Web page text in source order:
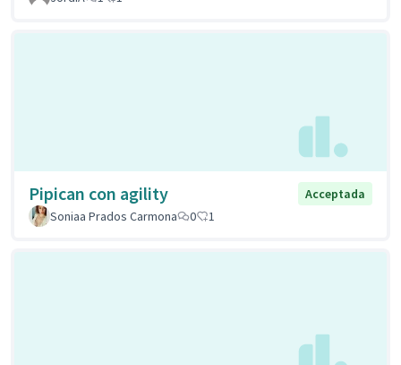
Pipican con agility
Acceptada
Soniaa Prados Carmona
0 1